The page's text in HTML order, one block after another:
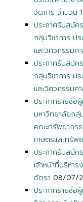
จัดการ จำนวน
ประกาศรับสมัค
กลุ่มวิชาการ ป
และวิศวกรรมศ
ประกาศรับสมัค
กลุ่มวิชาการ ป
และวิศวกรรมศ
ประกาศรายชื่อ
มหาวิทยาลัยกลุ่
คณะทรัพยากรธ
เกษตรและทรัพ
ประกาศรับสมัค
เจ้าหน้าที่บริหา
อัตรา 08/07/
ประกาศรายชื่อ